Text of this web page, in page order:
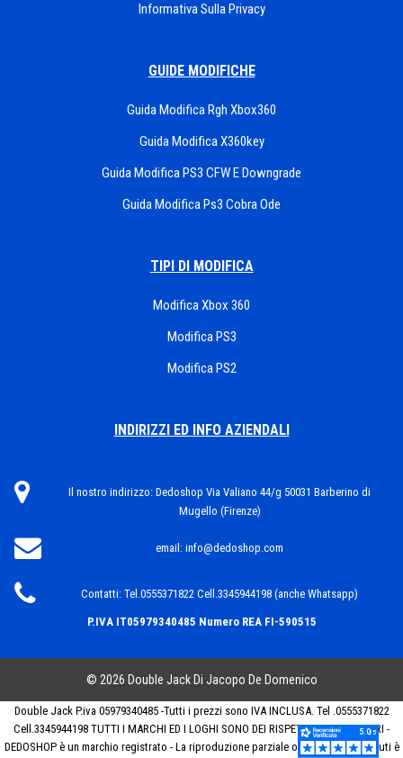
Informativa Sulla Privacy
GUIDE MODIFICHE
Guida Modifica Rgh Xbox360
Guida Modifica X360key
Guida Modifica PS3 CFW E Downgrade
Guida Modifica Ps3 Cobra Ode
TIPI DI MODIFICA
Modifica Xbox 360
Modifica PS3
Modifica PS2
INDIRIZZI ED INFO AZIENDALI
Il nostro indirizzo: Dedoshop Via Valiano 44/g 50031 Barberino di
Mugello (Firenze)
email: info@dedoshop.com
Contatti: Tel.0555371822 Cell.3345944198 (anche Whatsapp)
P.IVA IT05979340485 Numero REA FI-590515
© 2026 Double Jack Di Jacopo De Domenico
Double Jack P.iva 05979340485 -Tutti i prezzi sono IVA INCLUSA. Tel .0555371822
Cell.3345944198 TUTTI I MARCHI ED I LOGHI SONO DEI RISPETTIVI PROPRIETARI -
DEDOSHOP è un marchio registrato - La riproduzione parziale o totale dei contenuti è